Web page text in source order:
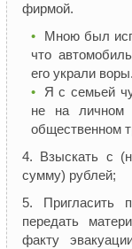
фирмой.
Мною был
что
его украли воры.
Я с семьей
не на личном
общественном
4. Взыскать с
сумму) рублей;
5. Пригласить
передать
факту